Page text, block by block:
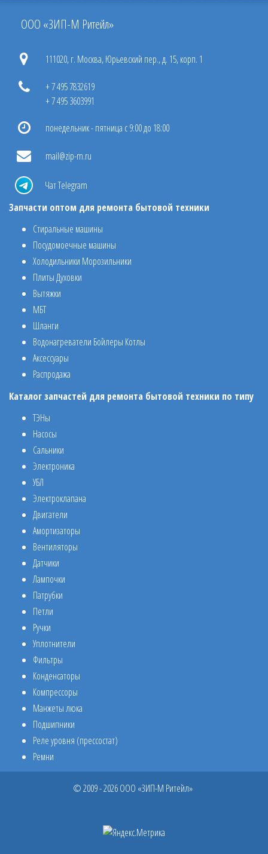
ООО «ЗИП-М Ритейл»
111020, г. Москва, Юрьевский пер., д. 15, корп. 1
+ 7 495 7832619
+ 7 495 3603991
понедельник - пятница с 9:00 до 18:00
mail@zip-m.ru
Чат Telegram
Запчасти оптом для ремонта бытовой техники
Стиральные машины
Посудомоечные машины
Холодильники Морозильники
Плиты Духовки
Вытяжки
МБТ
Шланги
Водонагреватели Бойлеры Котлы
Аксессуары
Распродажа
Каталог запчастей для ремонта бытовой техники по типу
ТЭНы
Насосы
Сальники
Электроника
УБЛ
Электроклапана
Двигатели
Амортизаторы
Вентиляторы
Датчики
Лампочки
Патрубки
Петли
Ручки
Уплотнители
Фильтры
Конденсаторы
Компрессоры
Манжеты люка
Подшипники
Реле уровня (прессостат)
Ремни
© 2009 - 2026 ООО «ЗИП-М Ритейл»